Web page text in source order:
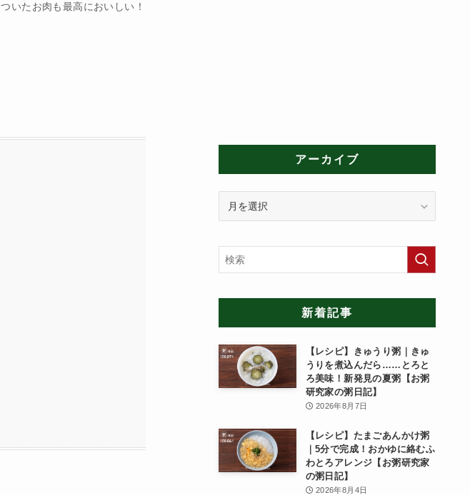
いたお肉も最高においしい！
アーカイブ
イ
ブ
新着記事
【レシピ】きゅうり粥｜きゅ
うりを煮込んだら……とろと
ろ美味！新発見の夏粥【お粥
研究家の粥日記】
2026年8月7日
【レシピ】たまごあんかけ粥
｜5分で完成！おかゆに絡むふ
わとろアレンジ【お粥研究家
の粥日記】
2026年8月4日